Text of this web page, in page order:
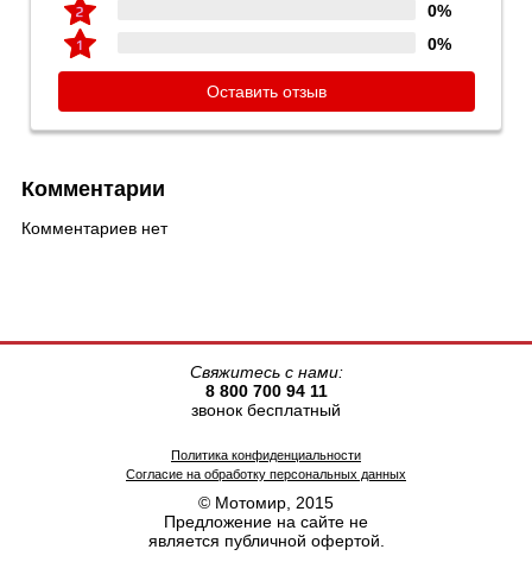
0%
0%
Оставить отзыв
Комментарии
Комментариев нет
© Мотомир, 2015
Предложение на сайте не
является публичной офертой.
Политика конфиденциальности
Согласие на обработку персональных данных
Свяжитесь с нами:
8 800 700 94 11
звонок бесплатный